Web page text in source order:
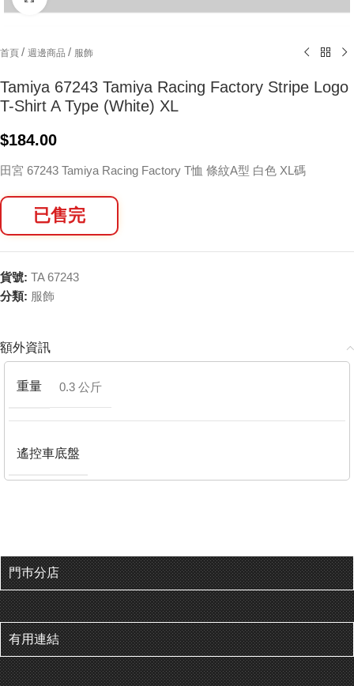
首頁 / 週邊商品 / 服飾
Tamiya 67243 Tamiya Racing Factory Stripe Logo
T-Shirt A Type (White) XL
$184.00
田宮 67243 Tamiya Racing Factory T恤 條紋A型 白色 XL碼
已售完
貨號: TA 67243
分類: 服飾
額外資訊
重量 0.3 公斤
遙控車底盤
門巿分店
有用連結